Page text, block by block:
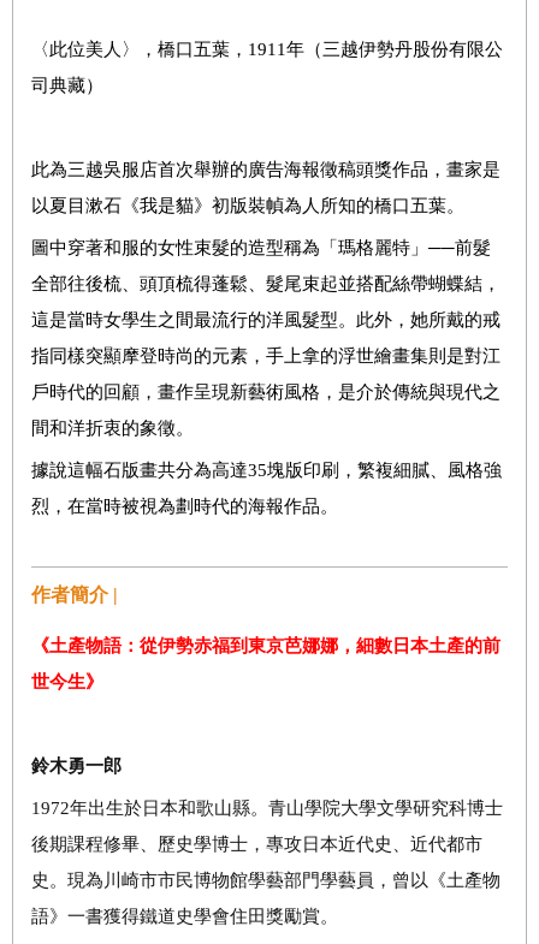
〈此位美人〉，橋口五葉，1911年（三越伊勢丹股份有限公
司典藏）
此為三越吳服店首次舉辦的廣告海報徵稿頭獎作品，畫家是
以夏目漱石《我是貓》初版裝幀為人所知的橋口五葉。
圖中穿著和服的女性束髮的造型稱為「瑪格麗特」──前髮
全部往後梳、頭頂梳得蓬鬆、髮尾束起並搭配絲帶蝴蝶結，
這是當時女學生之間最流行的洋風髮型。此外，她所戴的戒
指同樣突顯摩登時尚的元素，手上拿的浮世繪畫集則是對江
戶時代的回顧，畫作呈現新藝術風格，是介於傳統與現代之
間和洋折衷的象徵。
據說這幅石版畫共分為高達35塊版印刷，繁複細膩、風格強
烈，在當時被視為劃時代的海報作品。
作者簡介 |
《土產物語：從伊勢赤福到東京芭娜娜，細數日本土產的前
世今生》
鈴木勇一郎
1972年出生於日本和歌山縣。青山學院大學文學研究科博士
後期課程修畢、歷史學博士，專攻日本近代史、近代都市
史。現為川崎市市民博物館學藝部門學藝員，曾以《土產物
語》一書獲得鐵道史學會住田獎勵賞。